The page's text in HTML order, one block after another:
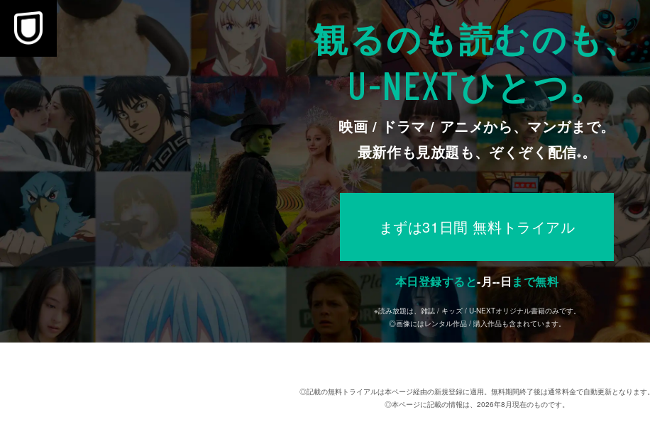
本文へスキップ
観るのも読むのも、
U-NEXTひとつ。
映画 / ドラマ / アニメから、マンガまで。
最新作も見放題も、ぞくぞく配信※ 。
まずは31日間 無料トライアル
本日登録すると-月--日 まで無料
※読み放題は、雑誌 / キッズ / U-NEXTオリジナル書籍のみです。
◎画像にはレンタル作品 / 購入作品も含まれています。
◎記載の無料トライアルは本ページ経由の新規登録に適用。無料期間終了後は通常料金で自動更新となります。
◎本ページに記載の情報は、2026年8月現在のものです。